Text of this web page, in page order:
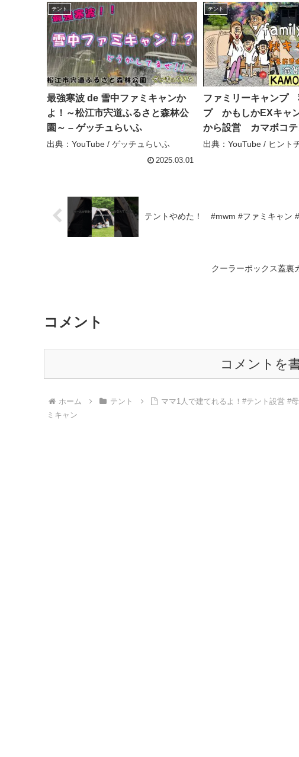
テント
最強寒波 de 雪中ファミキャンか
よ！～松江市宍道ふるさと森林公
園～ – ゲッチュらいふ
出典：YouTube / ゲッチュらいふ
2025.03.01
テント
ファミリーキャンプ
プ かもしかEXキャン
から設営 カマボコ
者保存 DOD ファミキャンデビュ
ー KAMOSHIKAEX
出典：YouTube / ヒント
テントやめた！ #mwm #ファミキャン
クーラーボックス蓋裏
コメント
コメントを
ホーム テント
ママ1人で建てれるよ！#テント設営 #
ミキャン